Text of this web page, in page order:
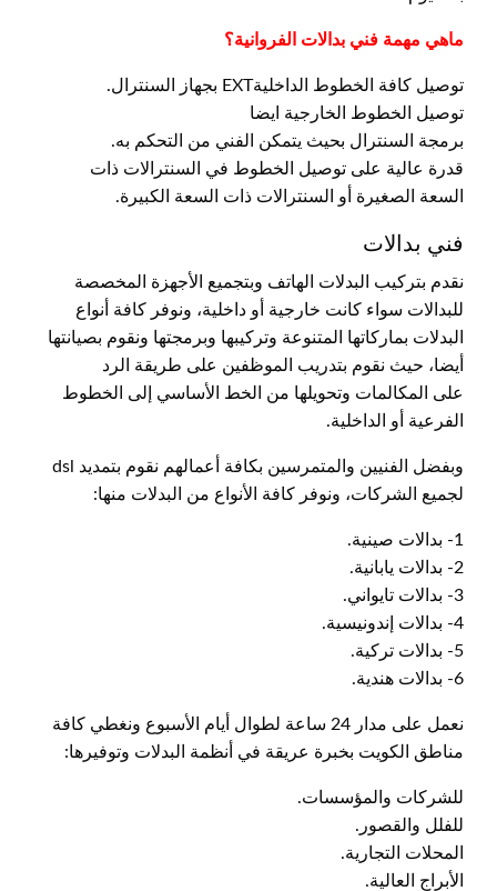
ماهي مهمة فني بدالات الفروانية؟
توصيل كافة الخطوط الداخليةEXT بجهاز السنترال.
توصيل الخطوط الخارجية ايضا
برمجة السنترال بحيث يتمكن الفني من التحكم به.
قدرة عالية على توصيل الخطوط في السنترالات ذات
السعة الصغيرة أو السنترالات ذات السعة الكبيرة.
فني بدالات
نقدم بتركيب البدلات الهاتف وبتجميع الأجهزة المخصصة
للبدالات سواء كانت خارجية أو داخلية، ونوفر كافة أنواع
البدلات بماركاتها المتنوعة وتركيبها وبرمجتها ونقوم بصيانتها
أيضا، حيث نقوم بتدريب الموظفين على طريقة الرد
على المكالمات وتحويلها من الخط الأساسي إلى الخطوط
الفرعية أو الداخلية.
وبفضل الفنيين والمتمرسين بكافة أعمالهم نقوم بتمديد dsl
لجميع الشركات، ونوفر كافة الأنواع من البدلات منها:
1- بدالات صينية.
2- بدالات يابانية.
3- بدالات تايواني.
4- بدالات إندونيسية.
5- بدالات تركية.
6- بدالات هندية.
نعمل على مدار 24 ساعة لطوال أيام الأسبوع ونغطي كافة
مناطق الكويت بخبرة عريقة في أنظمة البدلات وتوفيرها:
للشركات والمؤسسات.
للفلل والقصور.
المحلات التجارية.
الأبراج العالية.